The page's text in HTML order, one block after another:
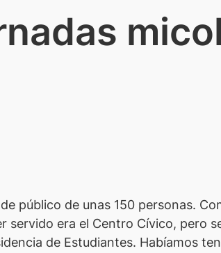
público de unas 150 personas.
servido era el Centro Cívico, pero
de Estudiantes. Habíamos